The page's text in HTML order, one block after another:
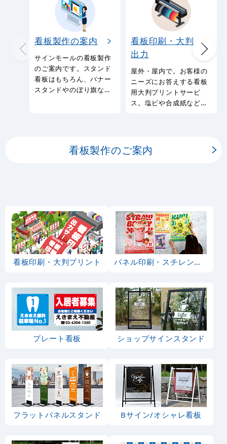
看板製作の案内
サインモールの看板製作
のご案内です。スタンド
看板はもちろん、バナー
スタンドやのぼり旗など
看板印刷・大判
出力
屋外・屋内で。お客様の
ニーズにお答えする看板
用大判プリントサービ
ス。塩ビや合成紙など看
看板製作のご案内
看板印刷・大判プリント パネル印刷・スチレンボード
プレート看板 ショップサインスタンド
フラットパネルスタンド Bサイン/オシャレ看板